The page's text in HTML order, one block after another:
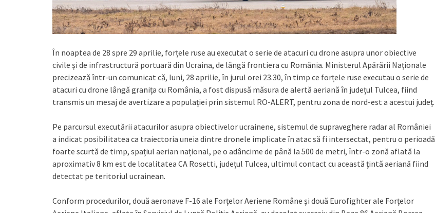
În noaptea de 28 spre 29 aprilie, forțele ruse au executat o serie de atacuri cu drone asupra unor obiective
civile și de infrastructură portuară din Ucraina, de lângă frontiera cu România. Ministerul Apărării Naționale
precizează într-un comunicat că, luni, 28 aprilie, în jurul orei 23.30, în timp ce forțele ruse executau o serie de
atacuri cu drone lângă granița cu România, a fost dispusă măsura de alertă aeriană în județul Tulcea, fiind
transmis un mesaj de avertizare a populației prin sistemul RO-ALERT, pentru zona de nord-est a acestui județ.
Pe parcursul executării atacurilor asupra obiectivelor ucrainene, sistemul de supraveghere radar al României
a indicat posibilitatea ca traiectoria uneia dintre dronele implicate în atac să fi intersectat, pentru o perioadă
foarte scurtă de timp, spațiul aerian național, pe o adâncime de până la 500 de metri, într-o zonă aflată la
aproximativ 8 km est de localitatea CA Rosetti, județul Tulcea, ultimul contact cu această țintă aeriană fiind
detectat pe teritoriul ucrainean.
Conform procedurilor, două aeronave F-16 ale Forțelor Aeriene Române și două Eurofighter ale Forțelor